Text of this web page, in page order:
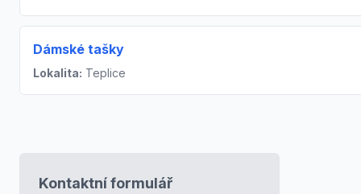
Dámské tašky
Lokalita: Teplice
Kontaktní formulář